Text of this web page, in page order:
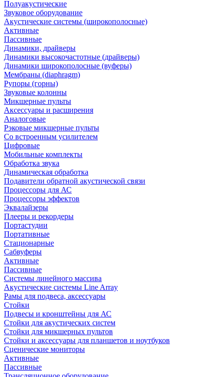
Полуакустические
Звуковое оборудование
Акустические системы (широкополосные)
Активные
Пассивные
Динамики, драйверы
Динамики высокочастотные (драйверы)
Динамики широкополосные (вуферы)
Мембраны (diaphragm)
Рупоры (горны)
Звуковые колонны
Микшерные пульты
Аксессуары и расширения
Аналоговые
Рэковые микшерные пульты
Со встроенным усилителем
Цифровые
Мобильные комплекты
Обработка звука
Динамическая обработка
Подавители обратной акустической связи
Процессоры для АС
Процессоры эффектов
Эквалайзеры
Плееры и рекордеры
Портастудии
Портативные
Стационарные
Сабвуферы
Активные
Пассивные
Системы линейного массива
Акустические системы Line Array
Рамы для подвеса, аксессуары
Стойки
Подвесы и кронштейны для АС
Стойки для акустических систем
Стойки для микшерных пультов
Стойки и аксессуары для планшетов и ноутбуков
Сценические мониторы
Активные
Пассивные